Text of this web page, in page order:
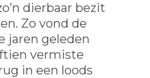
dierbaar bezit
Zo vond de
jaren geleden
vermiste
in een loods